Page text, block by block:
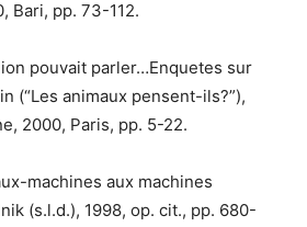
Bari, pp. 73-112.
pouvait parler…Enquetes sur
(“Les animaux pensent-ils?”),
2000, Paris, pp. 5-22.
machines aux machines
(s.l.d.), 1998, op. cit., pp. 680-